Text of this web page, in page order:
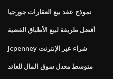
نموذج عقد بيع العقارات جورجيا
أفضل طريقة لبيع الأطباق الفضية
Jcpenney شراء عبر الإنترنت
متوسط ​​معدل سوق المال للعائد